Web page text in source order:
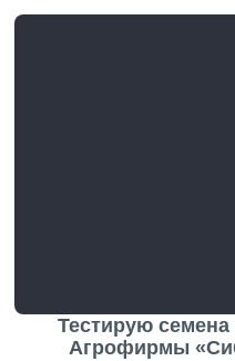
Тестирую
Агрофирмы